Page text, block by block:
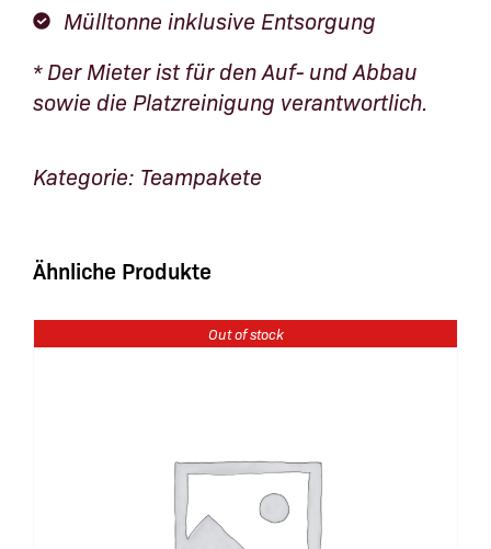
Mülltonne inklusive Entsorgung
* Der Mieter ist für den Auf- und Abbau
sowie die Platzreinigung verantwortlich.
Kategorie: Teampakete
Ähnliche Produkte
Out of stock